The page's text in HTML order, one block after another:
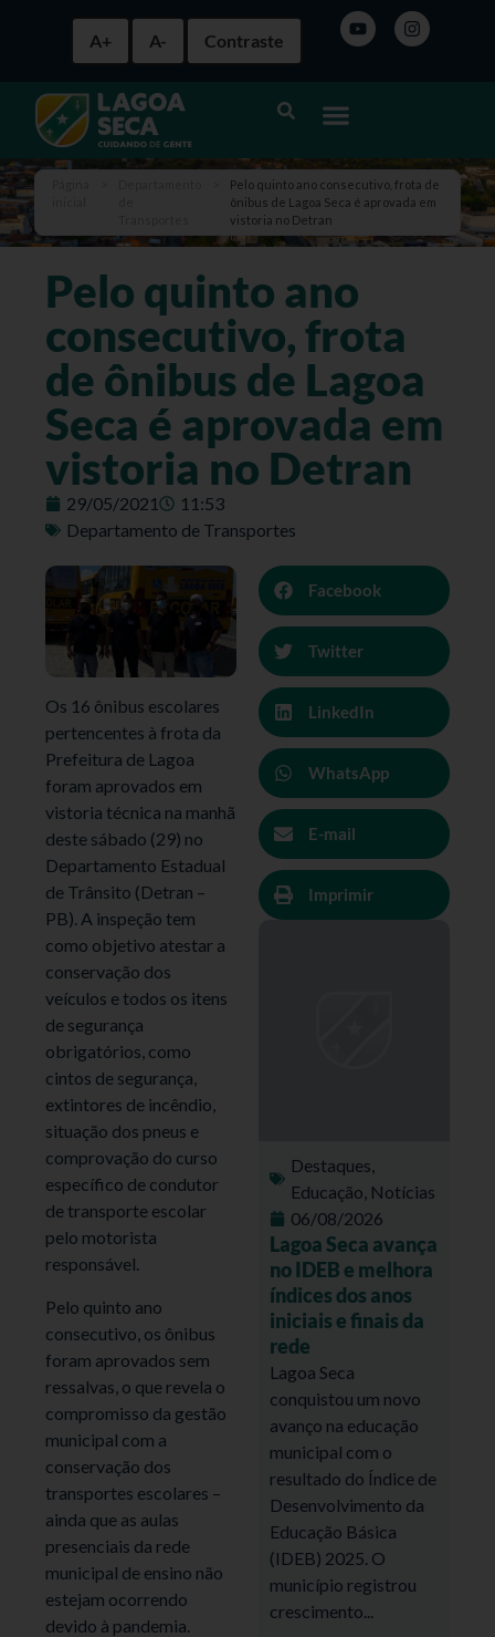
A+ A- Contraste
Pelo quinto ano consecutivo, frota de
ônibus de Lagoa Seca é aprovada em
vistoria no Detran
Pelo quinto ano
consecutivo, frota
de ônibus de Lagoa
Seca é aprovada em
vistoria no Detran
29/05/2021
11:53
Departamento de Transportes
Os 16 ônibus escolares
pertencentes à frota da
Prefeitura de Lagoa
foram aprovados em
vistoria técnica na manhã
deste sábado (29) no
Departamento Estadual
de Trânsito (Detran –
PB). A inspeção tem
como objetivo atestar a
conservação dos
veículos e todos os itens
de segurança
obrigatórios, como
cintos de segurança,
extintores de incêndio,
situação dos pneus e
comprovação do curso
específico de condutor
de transporte escolar
pelo motorista
responsável.
Pelo quinto ano
consecutivo, os ônibus
foram aprovados sem
ressalvas, o que revela o
compromisso da gestão
municipal com a
conservação dos
transportes escolares –
ainda que as aulas
presenciais da rede
municipal de ensino não
estejam ocorrendo
devido à pandemia.
Facebook
Twitter
LinkedIn
WhatsApp
E-mail
Imprimir
Destaques,
Educação, Notícias
06/08/2026
Lagoa Seca avança
no IDEB e melhora
índices dos anos
iniciais e finais da
rede
Lagoa Seca
conquistou um novo
avanço na educação
municipal com o
resultado do Índice de
Desenvolvimento da
Educação Básica
(IDEB) 2025. O
município registrou
crescimento...